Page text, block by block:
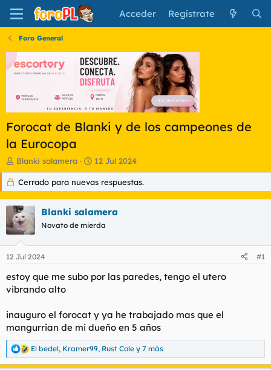
Acceder Regístrate
Foro General
Forocat de Blanki y de los campeones de
la Eurocopa
I
n
c
i
a
d
o
r
d
l
t
m
Blanki salamera
F
e
c
h
d
e
n
i
12 Jul 2024
Cerrado para nuevas respuestas.
Blanki salamera
Novato de mierda
12 Jul 2024 #1
estoy que me subo por las paredes, tengo el utero
vibrando alto
inauguro el forocat y ya he trabajado mas que el
mangurrian de mi dueño en 5 años
R
e
El bedel, Kramer99, Rust Cole y 7 más